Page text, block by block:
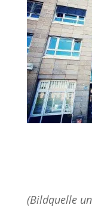
(Bildquelle